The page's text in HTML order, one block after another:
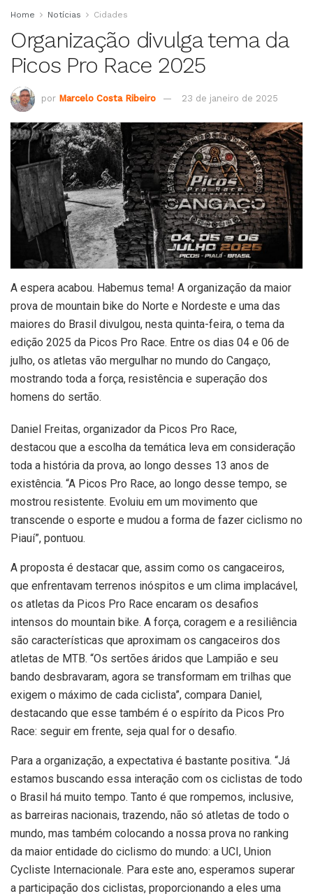
Home Notícias Cidades
Organização divulga tema da
Picos Pro Race 2025
por Marcelo Costa Ribeiro 23 de janeiro de 2025
A espera acabou. Habemus tema! A organização da maior
prova de mountain bike do Norte e Nordeste e uma das
maiores do Brasil divulgou, nesta quinta-feira, o tema da
edição 2025 da Picos Pro Race. Entre os dias 04 e 06 de
julho, os atletas vão mergulhar no mundo do Cangaço,
mostrando toda a força, resistência e superação dos
homens do sertão.
Daniel Freitas, organizador da Picos Pro Race,
destacou que a escolha da temática leva em consideração
toda a história da prova, ao longo desses 13 anos de
existência. “A Picos Pro Race, ao longo desse tempo, se
mostrou resistente. Evoluiu em um movimento que
transcende o esporte e mudou a forma de fazer ciclismo no
Piauí”, pontuou.
A proposta é destacar que, assim como os cangaceiros,
que enfrentavam terrenos inóspitos e um clima implacável,
os atletas da Picos Pro Race encaram os desafios
intensos do mountain bike. A força, coragem e a resiliência
são características que aproximam os cangaceiros dos
atletas de MTB. “Os sertões áridos que Lampião e seu
bando desbravaram, agora se transformam em trilhas que
exigem o máximo de cada ciclista”, compara Daniel,
destacando que esse também é o espírito da Picos Pro
Race: seguir em frente, seja qual for o desafio.
Para a organização, a expectativa é bastante positiva. “Já
estamos buscando essa interação com os ciclistas de todo
o Brasil há muito tempo. Tanto é que rompemos, inclusive,
as barreiras nacionais, trazendo, não só atletas de todo o
mundo, mas também colocando a nossa prova no ranking
da maior entidade do ciclismo do mundo: a UCI, Union
Cycliste Internacionale. Para este ano, esperamos superar
a participação dos ciclistas, proporcionando a eles uma